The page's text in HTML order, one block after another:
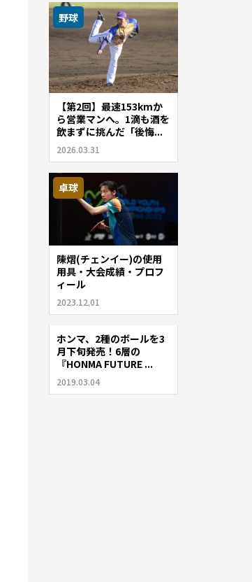
野球
【第2回】最速153kmか
ら営業マンへ。1滴も酒を
飲まずに挑んだ「後悔...
2026.03.31
卓球
陳熠(チェンイー)の使用
用具・大会成績・プロフ
ィール
2023.12.01
ゴルフ
ホンマ、2種のボールを3
月下旬発売！6層の
『HONMA FUTURE ...
2019.03.04